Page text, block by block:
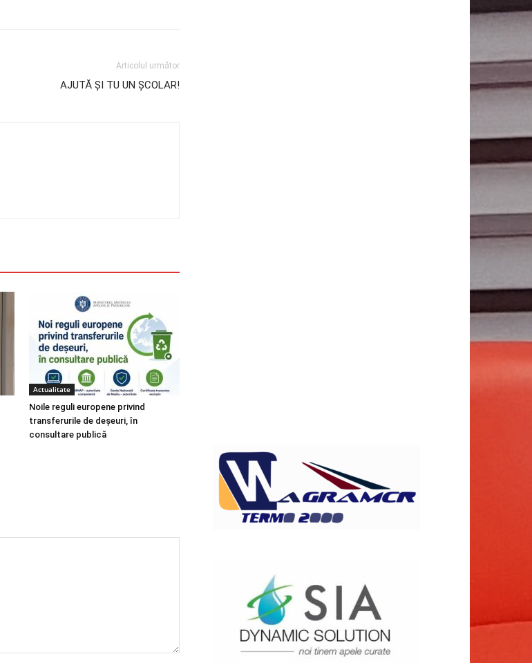
Articolul următor
AJUTĂ ȘI TU UN ȘCOLAR!
Actualitate
Noile reguli europene privind
transferurile de deșeuri, în
consultare publică